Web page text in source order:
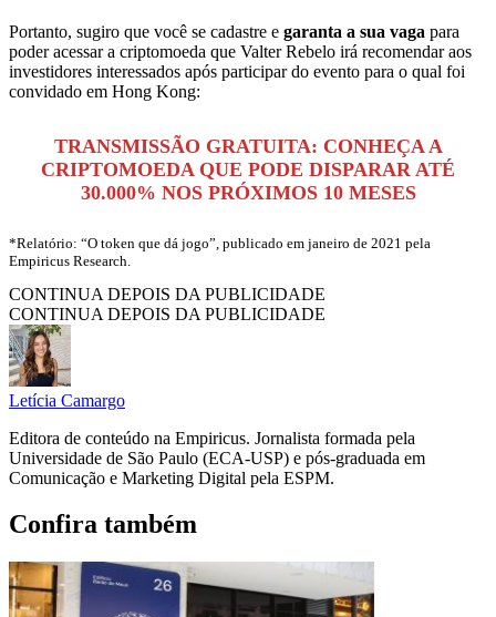
Portanto, sugiro que você se cadastre e garanta a sua vaga para
poder acessar a criptomoeda que Valter Rebelo irá recomendar aos
investidores interessados após participar do evento para o qual foi
convidado em Hong Kong:
TRANSMISSÃO GRATUITA: CONHEÇA A
CRIPTOMOEDA QUE PODE DISPARAR ATÉ
30.000% NOS PRÓXIMOS 10 MESES
*Relatório: “O token que dá jogo”, publicado em janeiro de 2021 pela
Empiricus Research.
CONTINUA DEPOIS DA PUBLICIDADE
CONTINUA DEPOIS DA PUBLICIDADE
Letícia Camargo
Editora de conteúdo na Empiricus. Jornalista formada pela
Universidade de São Paulo (ECA-USP) e pós-graduada em
Comunicação e Marketing Digital pela ESPM.
Confira também